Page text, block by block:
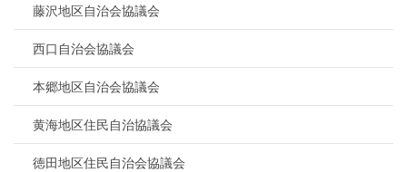
藤沢地区自治会協議会
西口自治会協議会
本郷地区自治会協議会
黄海地区住民自治協議会
徳田地区住民自治会協議会